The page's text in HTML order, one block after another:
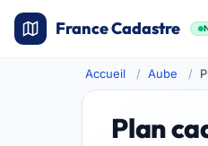
France Cadastre
Accueil Aube
Plan